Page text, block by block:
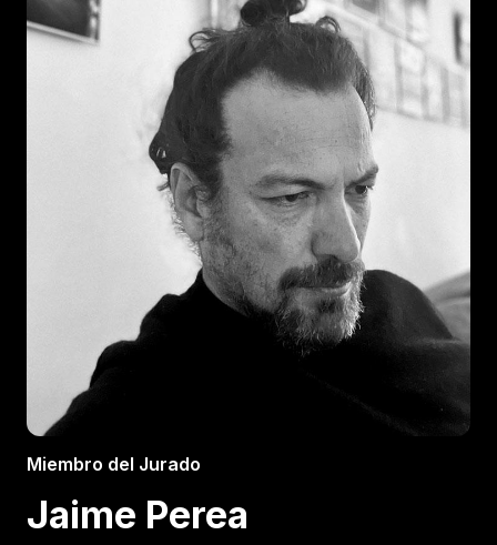
Inscribir
Boletería
Miembro del Jurado
Jaime Perea